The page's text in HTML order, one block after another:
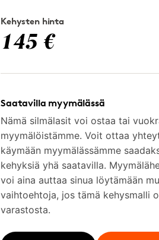
Kehysten hinta
145 €
Saatavilla myymälässä
Nämä silmälasit voi ostaa tai
myymälöistämme. Voit ottaa
käymään myymälässämme
kehyksiä yhä saatavilla.
voi aina auttaa sinua löytämään
vaihtoehtoja, jos tämä kehysmalli
varastosta.